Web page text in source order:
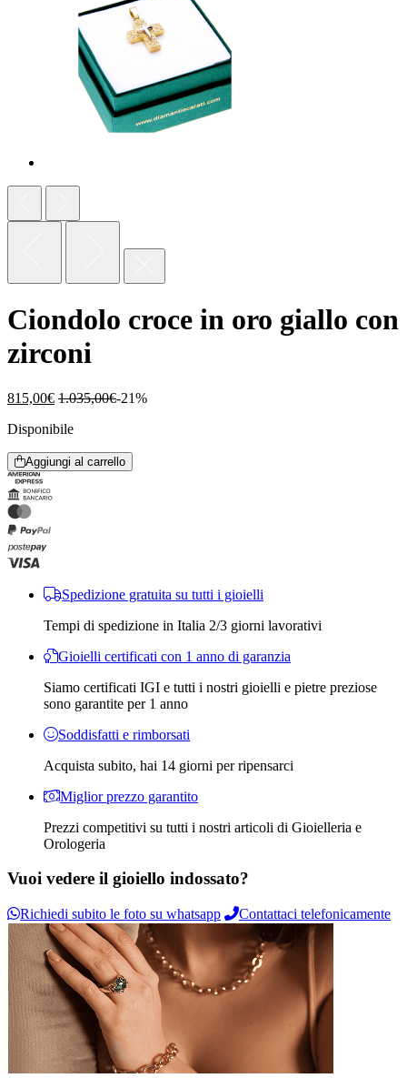
Ciondolo croce in oro giallo con
zirconi
815,00€ 1.035,00€-21%
Disponibile
Aggiungi al carrello
Spedizione gratuita su tutti i gioielli
Tempi di spedizione in Italia 2/3 giorni lavorativi
Gioielli certificati con 1 anno di garanzia
Siamo certificati IGI e tutti i nostri gioielli e pietre preziose
sono garantite per 1 anno
Soddisfatti e rimborsati
Acquista subito, hai 14 giorni per ripensarci
Miglior prezzo garantito
Prezzi competitivi su tutti i nostri articoli di Gioielleria e
Orologeria
Vuoi vedere il gioiello indossato?
Richiedi subito le foto su whatsapp Contattaci telefonicamente